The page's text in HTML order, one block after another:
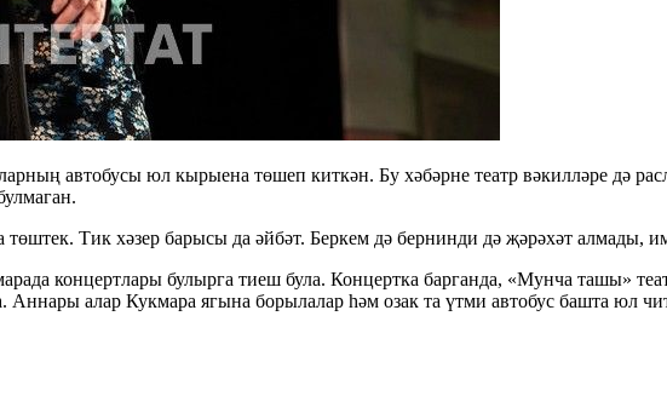
автобусы юл кырыена төшеп киткән. Бу хәбәрне театр вәкилләре дә
Тик хәзер барысы да әйбәт. Беркем дә бернинди дә җәрәхәт алмады,
концертлары булырга тиеш була. Концертка барганда, «Мунча ташы»
Аннары алар Кукмара ягына борылалар һәм озак та үтми автобус башта юл